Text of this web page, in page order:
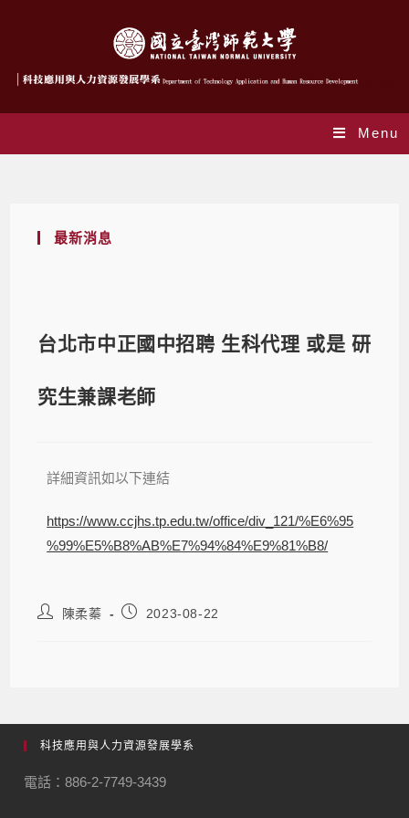
Menu
最新消息
台北市中正國中招聘 生科代理 或是 研
究生兼課老師
詳細資訊如以下連結
https://www.ccjhs.tp.edu.tw/office/div_121/%E6%95
%99%E5%B8%AB%E7%94%84%E9%81%B8/
陳柔蓁 2023-08-22
科技應用與人力資源發展學系
電話：886-2-7749-3439